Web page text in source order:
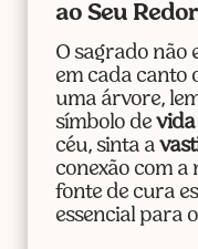
ao Seu Redor
O sagrado não
em cada canto
uma árvore,
símbolo de vida
céu, sinta a
conexão com a
fonte de cura
essencial para